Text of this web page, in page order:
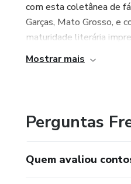
com esta coletânea de
Garças, Mato Grosso, e
maturidade literária
Mostrar mais
Perguntas
Quem avaliou